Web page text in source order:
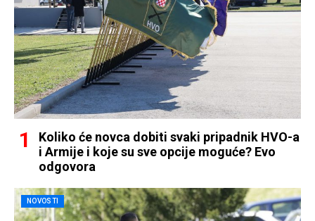
Koliko će novca dobiti svaki pripadnik HVO-a
i Armije i koje su sve opcije moguće? Evo
odgovora
NOVOSTI